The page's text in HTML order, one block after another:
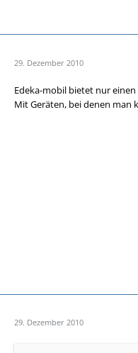
29. Dezember 2010
Edeka-mobil bietet nur
Mit Geräten, bei denen man
29. Dezember 2010